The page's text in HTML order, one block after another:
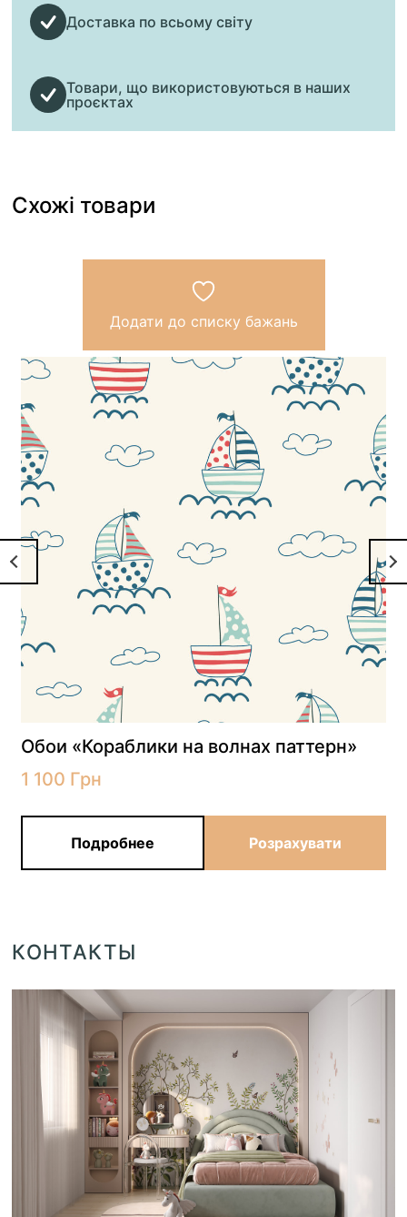
Доставка по всьому світу
Товари, що використовуються в наших
проєктах
Схожі товари
Додати до списку бажань
Обои «Кораблики на волнах паттерн»
1 100 Грн
Подробнее Розрахувати
КОНТАКТЫ